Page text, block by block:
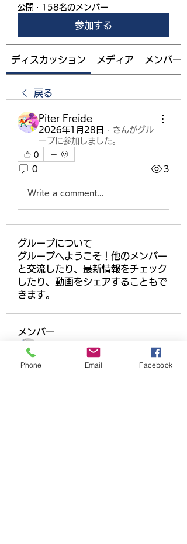
公開 · 158名のメンバー
参加する
ディスカッション メディア メンバー
戻る
Piter Freide
2026年1月28日 · さんがグル
ープに参加しました。
0
0 3
Write a comment...
グループについて
グループへようこそ！他のメンバー
と交流したり、最新情報をチェック
したり、動画をシェアすることもで
きます。
メンバー
フォロー
Dương Dương フォロー
Phone Email Facebook